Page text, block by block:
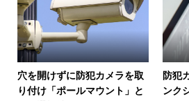
穴を開けずに防犯カメラを取
り付け「ポールマウント」と
防犯
ンク